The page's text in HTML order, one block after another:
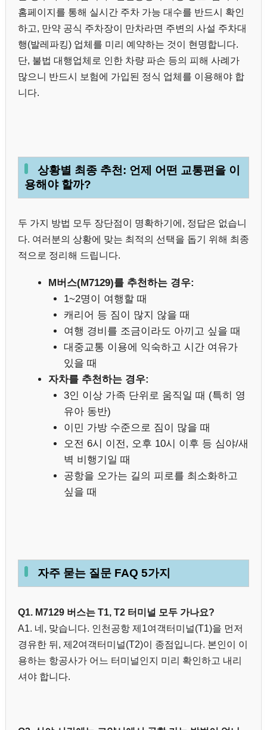
홈페이지를 통해 실시간 주차 가능 대수를 반드시 확인
하고, 만약 공식 주차장이 만차라면 주변의 사설 주차대
행(발레파킹) 업체를 미리 예약하는 것이 현명합니다.
단, 불법 대행업체로 인한 차량 파손 등의 피해 사례가
많으니 반드시 보험에 가입된 정식 업체를 이용해야 합
니다.
상황별 최종 추천: 언제 어떤 교통편을 이
용해야 할까?
두 가지 방법 모두 장단점이 명확하기에, 정답은 없습니
다. 여러분의 상황에 맞는 최적의 선택을 돕기 위해 최종
적으로 정리해 드립니다.
M버스(M7129)를 추천하는 경우:
1~2명이 여행할 때
캐리어 등 짐이 많지 않을 때
여행 경비를 조금이라도 아끼고 싶을 때
대중교통 이용에 익숙하고 시간 여유가
있을 때
자차를 추천하는 경우:
3인 이상 가족 단위로 움직일 때 (특히 영
유아 동반)
이민 가방 수준으로 짐이 많을 때
오전 6시 이전, 오후 10시 이후 등 심야/새
벽 비행기일 때
공항을 오가는 길의 피로를 최소화하고
싶을 때
자주 묻는 질문 FAQ 5가지
Q1. M7129 버스는 T1, T2 터미널 모두 가나요?
A1. 네, 맞습니다. 인천공항 제1여객터미널(T1)을 먼저
경유한 뒤, 제2여객터미널(T2)이 종점입니다. 본인이 이
용하는 항공사가 어느 터미널인지 미리 확인하고 내리
셔야 합니다.